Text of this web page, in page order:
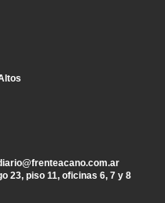
23, piso 11, oficinas 6, 7 y 8